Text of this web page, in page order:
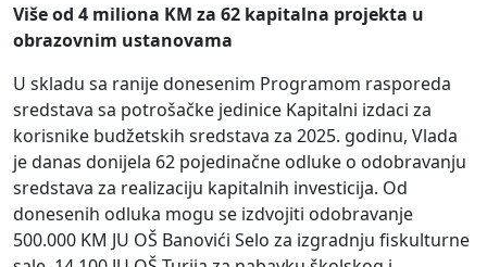
Više od 4 miliona KM za 62 kapitalna projekta u
obrazovnim ustanovama
U skladu sa ranije donesenim Programom rasporeda
sredstava sa potrošačke jedinice Kapitalni izdaci za
korisnike budžetskih sredstava za 2025. godinu, Vlada
je danas donijela 62 pojedinačne odluke o odobravanju
sredstava za realizaciju kapitalnih investicija. Od
donesenih odluka mogu se izdvojiti odobravanje
500.000 KM JU OŠ Banovići Selo za izgradnju fiskulturne